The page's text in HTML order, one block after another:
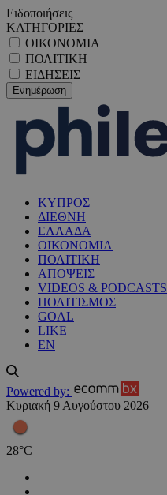
Ειδοποιήσεις
ΚΑΤΗΓΟΡΙΕΣ
ΟΙΚΟΝΟΜΙΑ
ΠΟΛΙΤΙΚΗ
ΕΙΔΗΣΕΙΣ
ΚΥΠΡΟΣ
ΔΙΕΘΝΗ
ΕΛΛΑΔΑ
ΟΙΚΟΝΟΜΙΑ
ΠΟΛΙΤΙΚΗ
ΑΠΟΨΕΙΣ
VIDEOS & PODCASTS
ΠΟΛΙΤΙΣΜΟΣ
GOAL
LIKE
EN
Powered by:
Κυριακή 9 Αυγούστου 2026
28°C